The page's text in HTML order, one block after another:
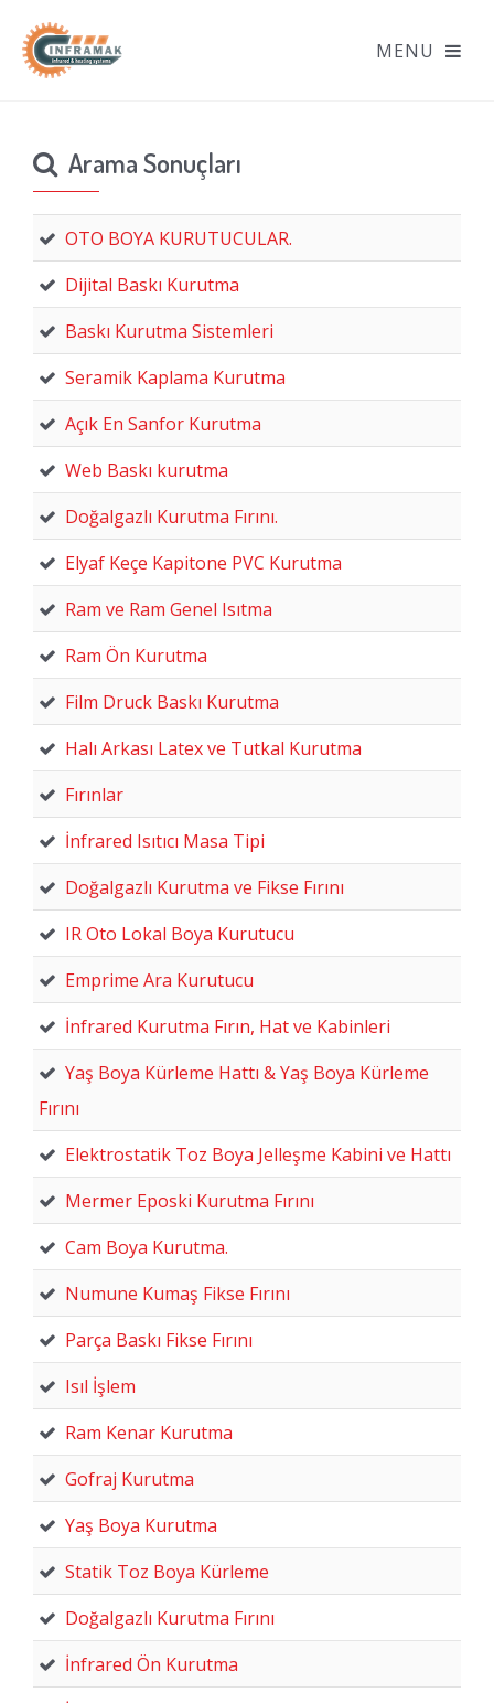
Arama Sonuçları
OTO BOYA KURUTUCULAR.
Dijital Baskı Kurutma
Baskı Kurutma Sistemleri
Seramik Kaplama Kurutma
Açık En Sanfor Kurutma
Web Baskı kurutma
Doğalgazlı Kurutma Fırını.
Elyaf Keçe Kapitone PVC Kurutma
Ram ve Ram Genel Isıtma
Ram Ön Kurutma
Film Druck Baskı Kurutma
Halı Arkası Latex ve Tutkal Kurutma
Fırınlar
İnfrared Isıtıcı Masa Tipi
Doğalgazlı Kurutma ve Fikse Fırını
IR Oto Lokal Boya Kurutucu
Emprime Ara Kurutucu
İnfrared Kurutma Fırın, Hat ve Kabinleri
Yaş Boya Kürleme Hattı & Yaş Boya Kürleme
Fırını
Elektrostatik Toz Boya Jelleşme Kabini ve Hattı
Mermer Eposki Kurutma Fırını
Cam Boya Kurutma.
Numune Kumaş Fikse Fırını
Parça Baskı Fikse Fırını
Isıl İşlem
Ram Kenar Kurutma
Gofraj Kurutma
Yaş Boya Kurutma
Statik Toz Boya Kürleme
Doğalgazlı Kurutma Fırını
İnfrared Ön Kurutma